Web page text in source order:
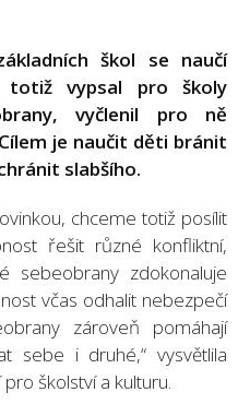
škol se naučí
totiž vypsal pro školy
vyčlenil pro ně
je naučit děti bránit
slabšího.
chceme totiž posílit
řešit různé konfliktní,
sebeobrany zdokonaluje
včas odhalit nebezpečí
zároveň pomáhají
sebe i druhé,“ vysvětlila
školství a kulturu.